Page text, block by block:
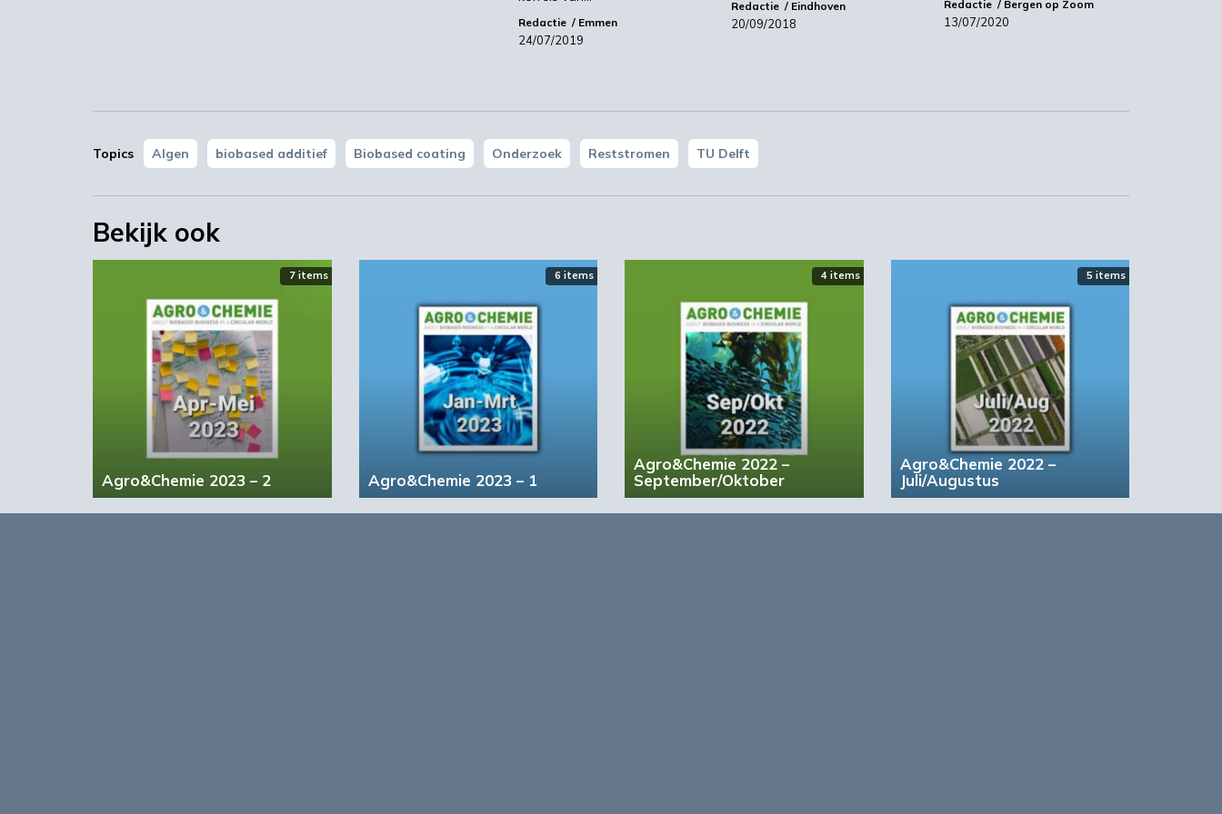
Redactie Emmen
24/07/2019
Redactie Eindhoven
20/09/2018
Redactie Bergen op Zoom
13/07/2020
Topics Algen biobased additief Biobased coating Onderzoek Reststromen TU Delft
Bekijk ook
7 items
Agro&Chemie 2023 – 2
6 items
Agro&Chemie 2023 – 1
4 items
Agro&Chemie 2022 –
September/Oktober
5 items
Agro&Chemie 2022 –
Juli/Augustus